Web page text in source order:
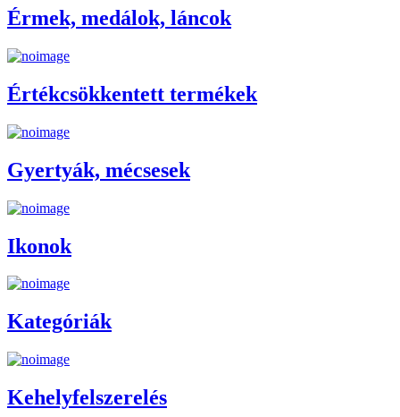
Érmek, medálok, láncok
Értékcsökkentett termékek
Gyertyák, mécsesek
Ikonok
Kategóriák
Kehelyfelszerelés